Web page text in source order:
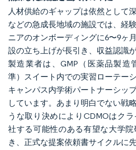
人材供給のギャップは依然として
などの急成長地域の施設では、経
ニアのオンボーディングに6〜9ヶ
設の立ち上げが長引き、収益認識
製造業者は、GMP（医薬品製造
準）スイート内での実習ローテー
キャンパス内学術パートナーシッ
しています。あまり明白でない戦
うな取り決めによりCDMOはク
社する可能性のある有望な大学
き、正式な提案依頼書サイクルに